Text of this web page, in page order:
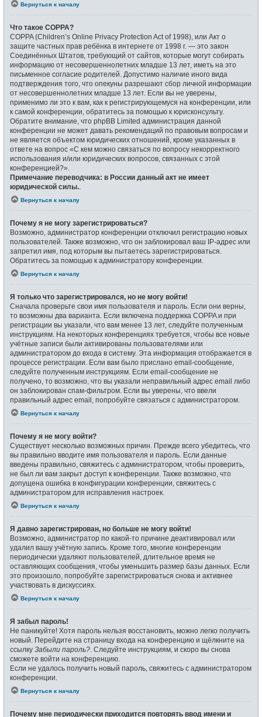
Вернуться к началу
Что такое COPPA?
COPPA (Children’s Online Privacy Protection Act of 1998), или Акт о
защите частных прав ребёнка в интернете от 1998 г. — это закон
Соединённых Штатов, требующий от сайтов, которые могут собирать
информацию от несовершеннолетних младше 13 лет, иметь на это
письменное согласие родителей. Допустимо наличие иного вида
подтверждения того, что опекуны разрешают сбор личной информации
от несовершеннолетних младше 13 лет. Если вы не уверены,
применимо ли это к вам, как к регистрирующемуся на конференции, или
к самой конференции, обратитесь за помощью к юрисконсульту.
Обратите внимание, что phpBB Limited администрация данной
конференции не может давать рекомендаций по правовым вопросам и
не является объектом юридических отношений, кроме указанных в
ответе на вопрос «С кем можно связаться по вопросу некорректного
использования и/или юридических вопросов, связанных с этой
конференцией?».
Примечание переводчика: в России данный акт не имеет
юридической силы.
Вернуться к началу
Почему я не могу зарегистрироваться?
Возможно, администратор конференции отключил регистрацию новых
пользователей. Также возможно, что он заблокировал ваш IP-адрес или
запретил имя, под которым вы пытаетесь зарегистрироваться.
Обратитесь за помощью к администратору конференции.
Вернуться к началу
Я только что зарегистрировался, но не могу войти!
Сначала проверьте свои имя пользователя и пароль. Если они верны,
то возможны два варианта. Если включена поддержка COPPA и при
регистрации вы указали, что вам менее 13 лет, следуйте полученным
инструкциям. На некоторых конференциях требуется, чтобы все новые
учётные записи были активированы пользователями или
администратором до входа в систему. Эта информация отображается в
процессе регистрации. Если вам было прислано email-сообщение,
следуйте полученным инструкциям. Если email-сообщение не
получено, то возможно, что вы указали неправильный адрес email либо
он заблокирован спам-фильтром. Если вы уверены, что ввели
правильный адрес email, попробуйте связаться с администратором.
Вернуться к началу
Почему я не могу войти?
Существует несколько возможных причин. Прежде всего убедитесь, что
вы правильно вводите имя пользователя и пароль. Если данные
введены правильно, свяжитесь с администратором, чтобы проверить,
не был ли вам закрыт доступ к конференции. Также возможно, что
допущена ошибка в конфигурации конференции, свяжитесь с
администратором для исправления настроек.
Вернуться к началу
Я давно зарегистрирован, но больше не могу войти!
Возможно, администратор по какой-то причине деактивировал или
удалил вашу учётную запись. Кроме того, многие конференции
периодически удаляют пользователей, длительное время не
оставляющих сообщения, чтобы уменьшить размер базы данных. Если
это произошло, попробуйте зарегистрироваться снова и активнее
участвовать в дискуссиях.
Вернуться к началу
Я забыл пароль!
Не паникуйте! Хотя пароль нельзя восстановить, можно легко получить
новый. Перейдите на страницу входа на конференцию и щёлкните на
ссылку Забыли пароль? . Следуйте инструкциям, и скоро вы снова
сможете войти на конференцию.
Если не удалось получить новый пароль, свяжитесь с администратором
конференции.
Вернуться к началу
Почему мне периодически приходится повторять ввод имени и